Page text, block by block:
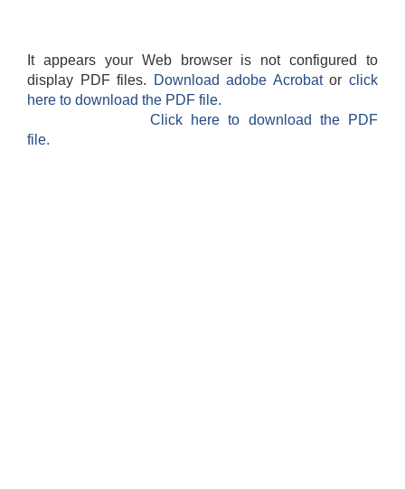
It appears your Web browser is not configured to
display PDF files.
Download adobe Acrobatorclick
here to download the PDF file.
Click here to download the PDF
file.